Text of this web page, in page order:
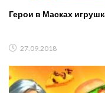
Герои в Масках
27.09.2018